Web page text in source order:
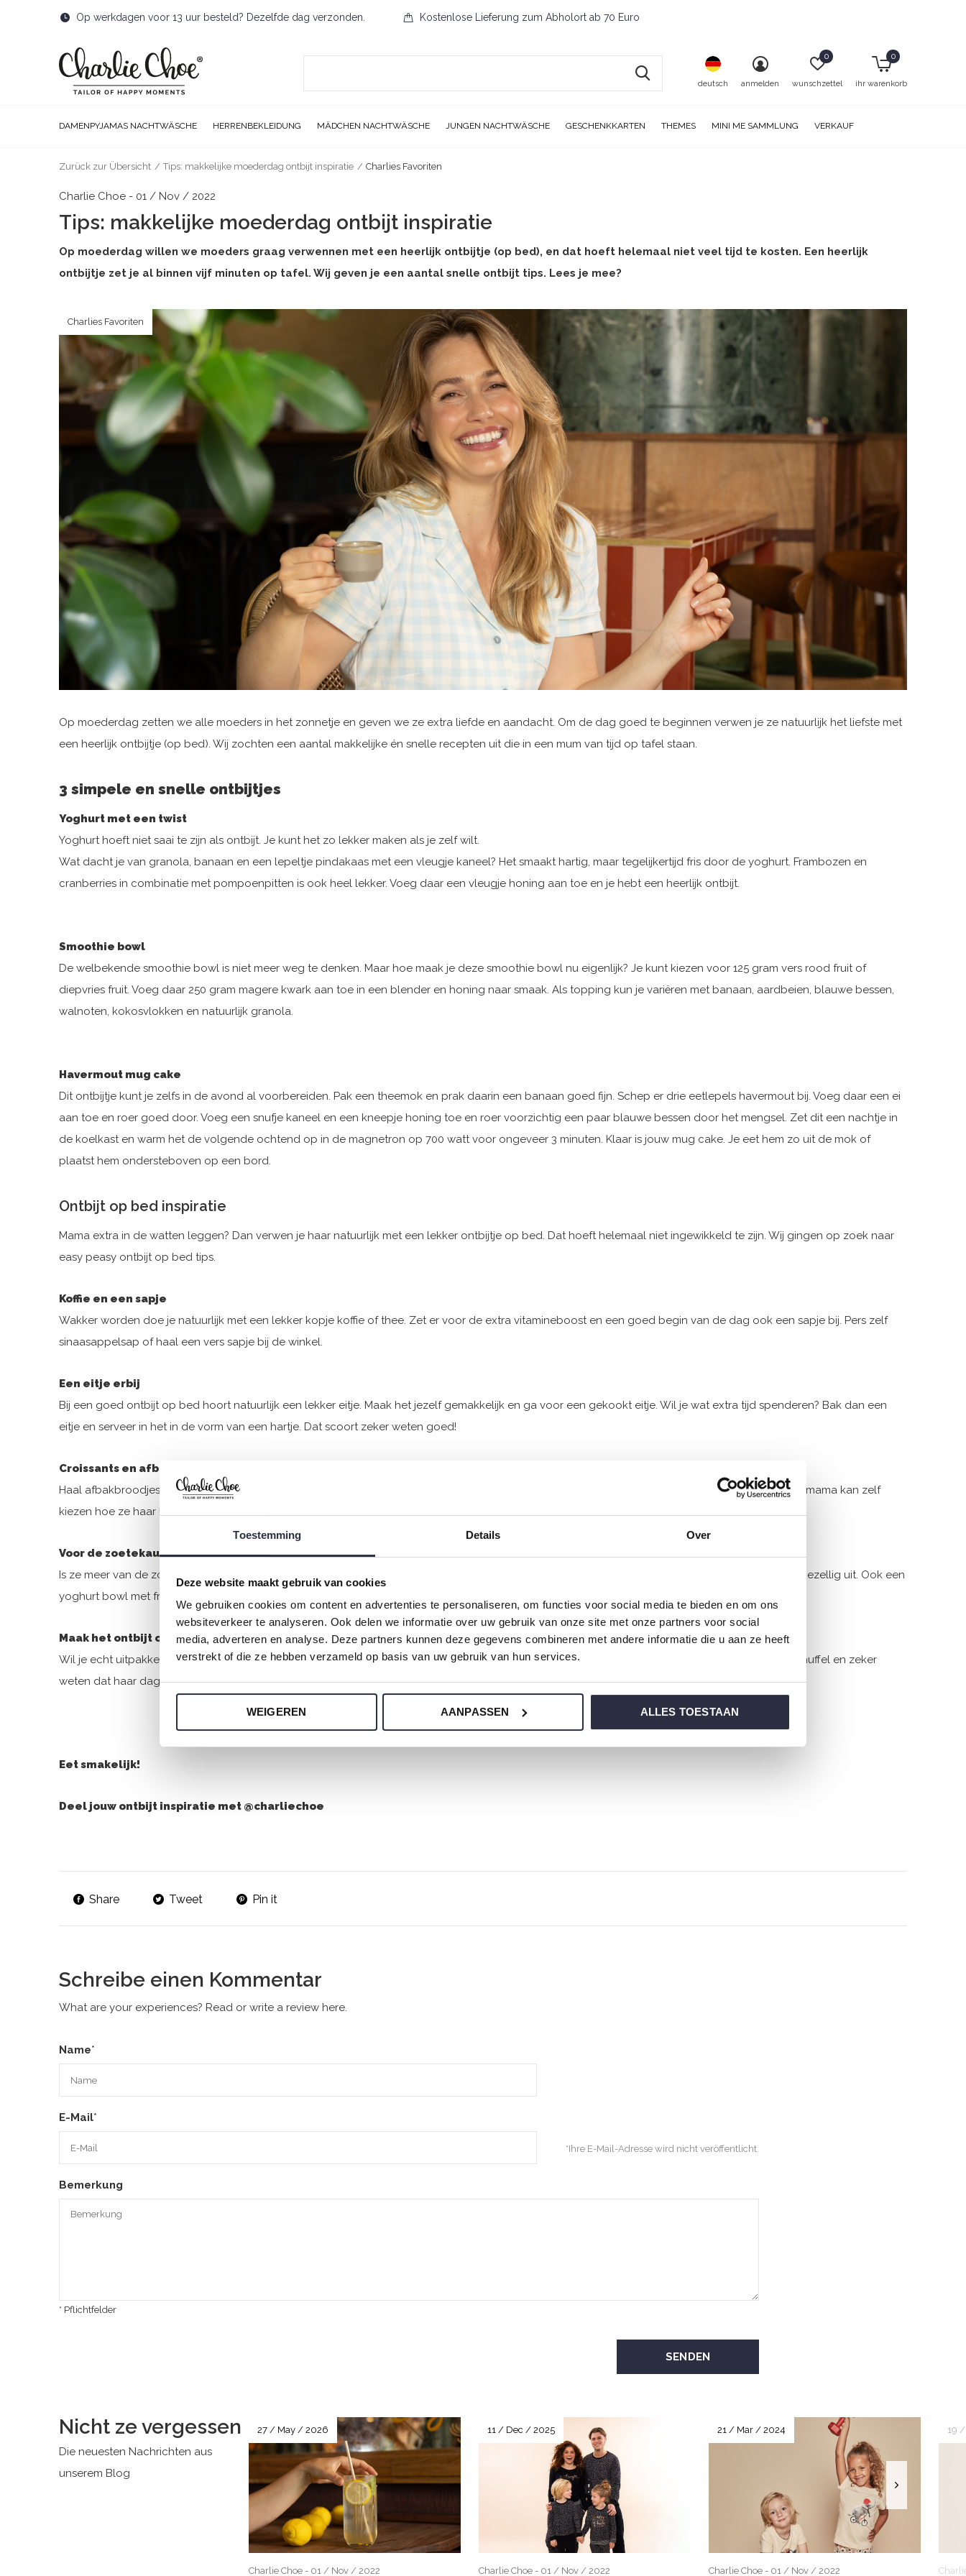
Toestemming Details Over
Deze website maakt gebruik van cookies
We gebruiken cookies om content en advertenties te personaliseren, om functies voor social media te bieden en om ons
websiteverkeer te analyseren. Ook delen we informatie over uw gebruik van onze site met onze partners voor social
media, adverteren en analyse. Deze partners kunnen deze gegevens combineren met andere informatie die u aan ze heeft
verstrekt of die ze hebben verzameld op basis van uw gebruik van hun services.
WEIGEREN AANPASSEN ALLES TOESTAAN
DAMENPYJAMAS NACHTWÄSCHE HERRENBEKLEIDUNG MÄDCHEN NACHTWÄSCHE JUNGEN NACHTWÄSCHE GESCHENKKARTEN THEMES MINI ME SAMMLUNG VERKAUF
deutsch anmelden wunschzettel
0
ihr warenkorb
0
Op werkdagen voor 13 uur besteld? Dezelfde dag verzonden. Kostenlose Lieferung zum Abholort ab 70 Euro
Zurück zur Übersicht Tips: makkelijke moederdag ontbijt inspiratie Charlies Favoriten
Charlie Choe - 01 / Nov / 2022
Tips: makkelijke moederdag ontbijt inspiratie
Op moederdag willen we moeders graag verwennen met een heerlijk ontbijtje (op bed), en dat hoeft helemaal niet veel tijd te kosten. Een heerlijk
ontbijtje zet je al binnen vijf minuten op tafel. Wij geven je een aantal snelle ontbijt tips. Lees je mee?
Charlies Favoriten
Op moederdag zetten we alle moeders in het zonnetje en geven we ze extra liefde en aandacht. Om de dag goed te beginnen verwen je ze natuurlijk het liefste met
een heerlijk ontbijtje (op bed). Wij zochten een aantal makkelijke én snelle recepten uit die in een mum van tijd op tafel staan.
3 simpele en snelle ontbijtjes
Yoghurt met een twist
Yoghurt hoeft niet saai te zijn als ontbijt. Je kunt het zo lekker maken als je zelf wilt.
Wat dacht je van granola, banaan en een lepeltje pindakaas met een vleugje kaneel? Het smaakt hartig, maar tegelijkertijd fris door de yoghurt. Frambozen en
cranberries in combinatie met pompoenpitten is ook heel lekker. Voeg daar een vleugje honing aan toe en je hebt een heerlijk ontbijt.
Smoothie bowl
De welbekende smoothie bowl is niet meer weg te denken. Maar hoe maak je deze smoothie bowl nu eigenlijk? Je kunt kiezen voor 125 gram vers rood fruit of
diepvries fruit. Voeg daar 250 gram magere kwark aan toe in een blender en honing naar smaak. Als topping kun je variëren met banaan, aardbeien, blauwe bessen,
walnoten, kokosvlokken en natuurlijk granola.
Havermout mug cake
Dit ontbijtje kunt je zelfs in de avond al voorbereiden. Pak een theemok en prak daarin een banaan goed fijn. Schep er drie eetlepels havermout bij. Voeg daar een ei
aan toe en roer goed door. Voeg een snufje kaneel en een kneepje honing toe en roer voorzichtig een paar blauwe bessen door het mengsel. Zet dit een nachtje in
de koelkast en warm het de volgende ochtend op in de magnetron op 700 watt voor ongeveer 3 minuten. Klaar is jouw mug cake. Je eet hem zo uit de mok of
plaatst hem ondersteboven op een bord.
Ontbijt op bed inspiratie
Mama extra in de watten leggen? Dan verwen je haar natuurlijk met een lekker ontbijtje op bed. Dat hoeft helemaal niet ingewikkeld te zijn. Wij gingen op zoek naar
easy peasy ontbijt op bed tips.
Koffie en een sapje
Wakker worden doe je natuurlijk met een lekker kopje koffie of thee. Zet er voor de extra vitamineboost en een goed begin van de dag ook een sapje bij. Pers zelf
sinaasappelsap of haal een vers sapje bij de winkel.
Een eitje erbij
Bij een goed ontbijt op bed hoort natuurlijk een lekker eitje. Maak het jezelf gemakkelijk en ga voor een gekookt eitje. Wil je wat extra tijd spenderen? Bak dan een
eitje en serveer in het in de vorm van een hartje. Dat scoort zeker weten goed!
Croissants en afbakbroodjes
Haal afbakbroodjes en croissants in huis en serveer er wat beleg bij. Ga bijvoorbeeld voor nutella, jam, ham en kaas. Makkelijk voor te bereiden en mama kan zelf
kiezen hoe ze haar broodje wil beleggen. Win win!
Voor de zoetekauw
Is ze meer van de zoete lekkernijen? Dan kun je bijvoorbeeld een pannenkoek of wentelteefjes maken. Beleg deze met vers fruit, dat ziet er extra gezellig uit. Ook een
yoghurt bowl met fruit en granola valt zeker weten goed in de smaak én is ook nog eens super makkelijk.
Maak het ontbijt op bed extra speciaal
Wil je echt uitpakken? Zet alle spullen op een mooi dienblad en serveer er een glaasje champagne en bosje bloemen bij. Geef mama een dikke knuffel en zeker
weten dat haar dag niet meer stuk kan.
Eet smakelijk!
Deel jouw ontbijt inspiratie met @charliechoe
Share Tweet Pin it
Schreibe einen Kommentar
What are your experiences? Read or write a review here.
Name*
E-Mail*
*Ihre E-Mail-Adresse wird nicht veröffentlicht.
Bemerkung
* Pflichtfelder
SENDEN
Nicht ze vergessen
Die neuesten Nachrichten aus
unserem Blog
27 / May / 2026
Charlie Choe - 01 / Nov / 2022
11 / Dec / 2025
Charlie Choe - 01 / Nov / 2022
21 / Mar / 2024
Charlie Choe - 01 / Nov / 2022
19